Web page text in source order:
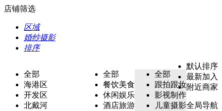
店铺筛选
区域
婚纱摄影
排序
全部
海港区
开发区
北戴河
全部
餐饮美食
休闲娱乐
酒店旅游
全部
跟拍跟妆
影视制作
儿童摄影
默认排序
最新加入
附近商家
全局导航